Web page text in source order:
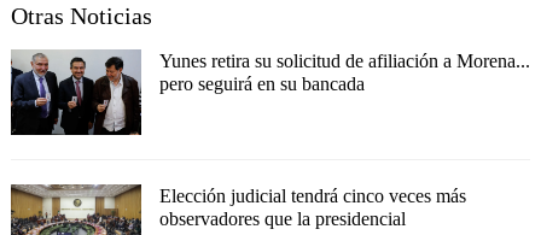
Otras Noticias
Yunes retira su solicitud de afiliación a Morena...
pero seguirá en su bancada
Elección judicial tendrá cinco veces más
observadores que la presidencial